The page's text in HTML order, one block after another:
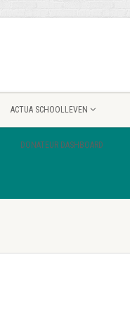
ACTUA SCHOOLLEVEN
DONATEUR DASHBOARD